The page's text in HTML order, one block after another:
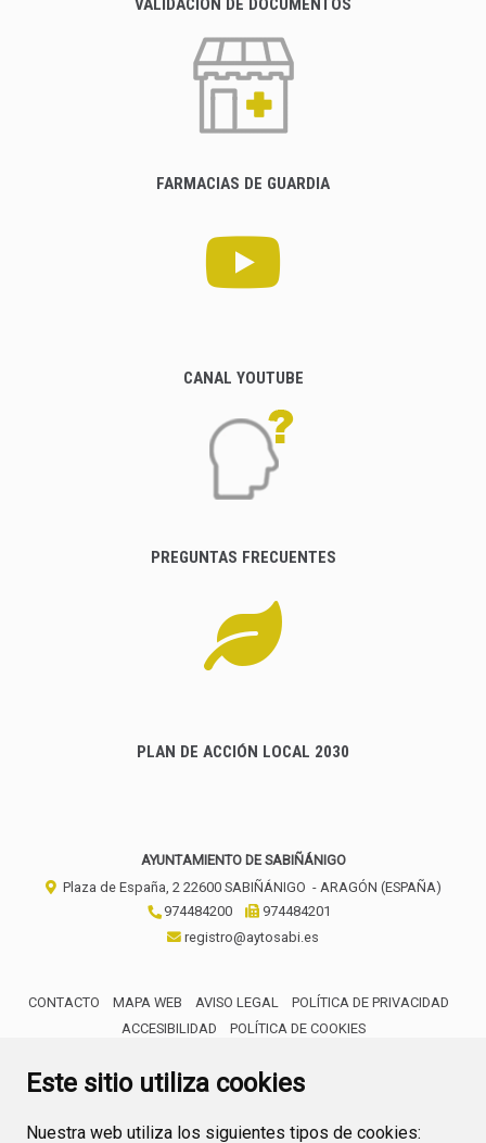
Este sitio utiliza cookies
Nuestra web utiliza los siguientes tipos de cookies:
VALIDACIÓN DE DOCUMENTOS
FARMACIAS DE GUARDIA
CANAL YOUTUBE
PREGUNTAS FRECUENTES
PLAN DE ACCIÓN LOCAL 2030
AYUNTAMIENTO DE SABIÑÁNIGO
Plaza de España, 2 22600 SABIÑÁNIGO - ARAGÓN (ESPAÑA)
974484200
974484201
registro@aytosabi.es
CONTACTO MAPA WEB AVISO LEGAL
POLÍTICA DE PRIVACIDAD
ACCESIBILIDAD
POLÍTICA DE COOKIES